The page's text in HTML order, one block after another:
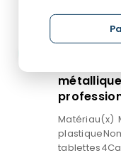
137 cm –
– métal
Matériau(x)